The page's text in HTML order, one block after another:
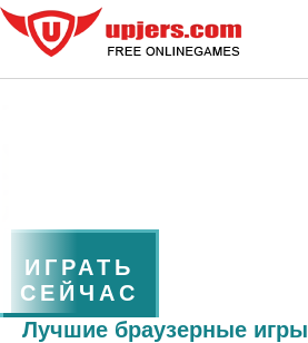
ИГРАТЬ
СЕЙЧАС
Лучшие браузерные игры